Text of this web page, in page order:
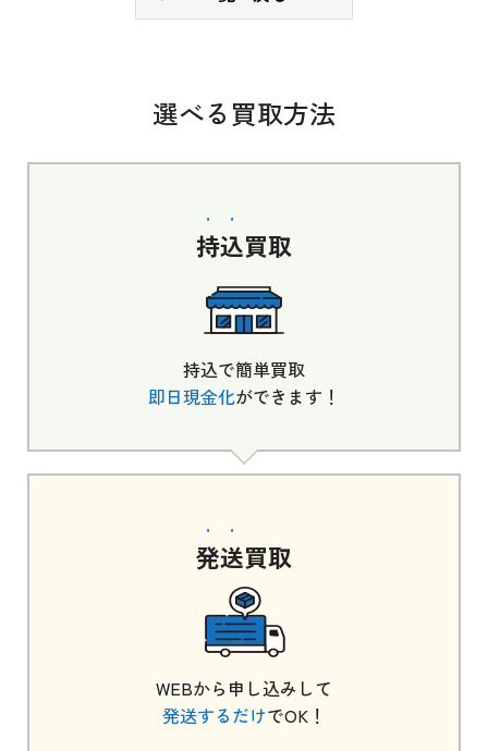
選べる買取方法
持込買取
持込で簡単買取
即日現金化ができます！
発送買取
WEBから申し込みして
発送するだけでOK！